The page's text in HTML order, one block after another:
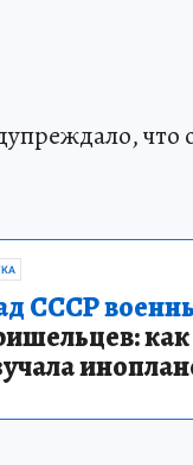
что
СССР
как